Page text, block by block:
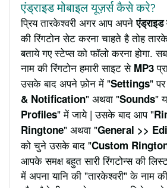
एंड्राइड मोबाइल यूज़र्स कैसे करे?
प्रिय तारकेश्वरी अगर आप अपनेएंड्राइड
की रिंगटोन सेट करना चाहते है तोह
बताये गए स्टेप्स को फॉलो करना होगा.
नाम की रिंगटोन हमारी साइट से MP3
उसके बाद अपने फ़ोन में "Settings"
& Notification" अथवा "Sounds"
Profiles" में जाये | उसके बाद आप "
Ringtone" अथवा "General >>
को चुने उसके बाद "Custom
आपके समक्ष बहुत सारी रिंगटोन्स की
में अपना यानि की "तारकेश्वरी" के नाम